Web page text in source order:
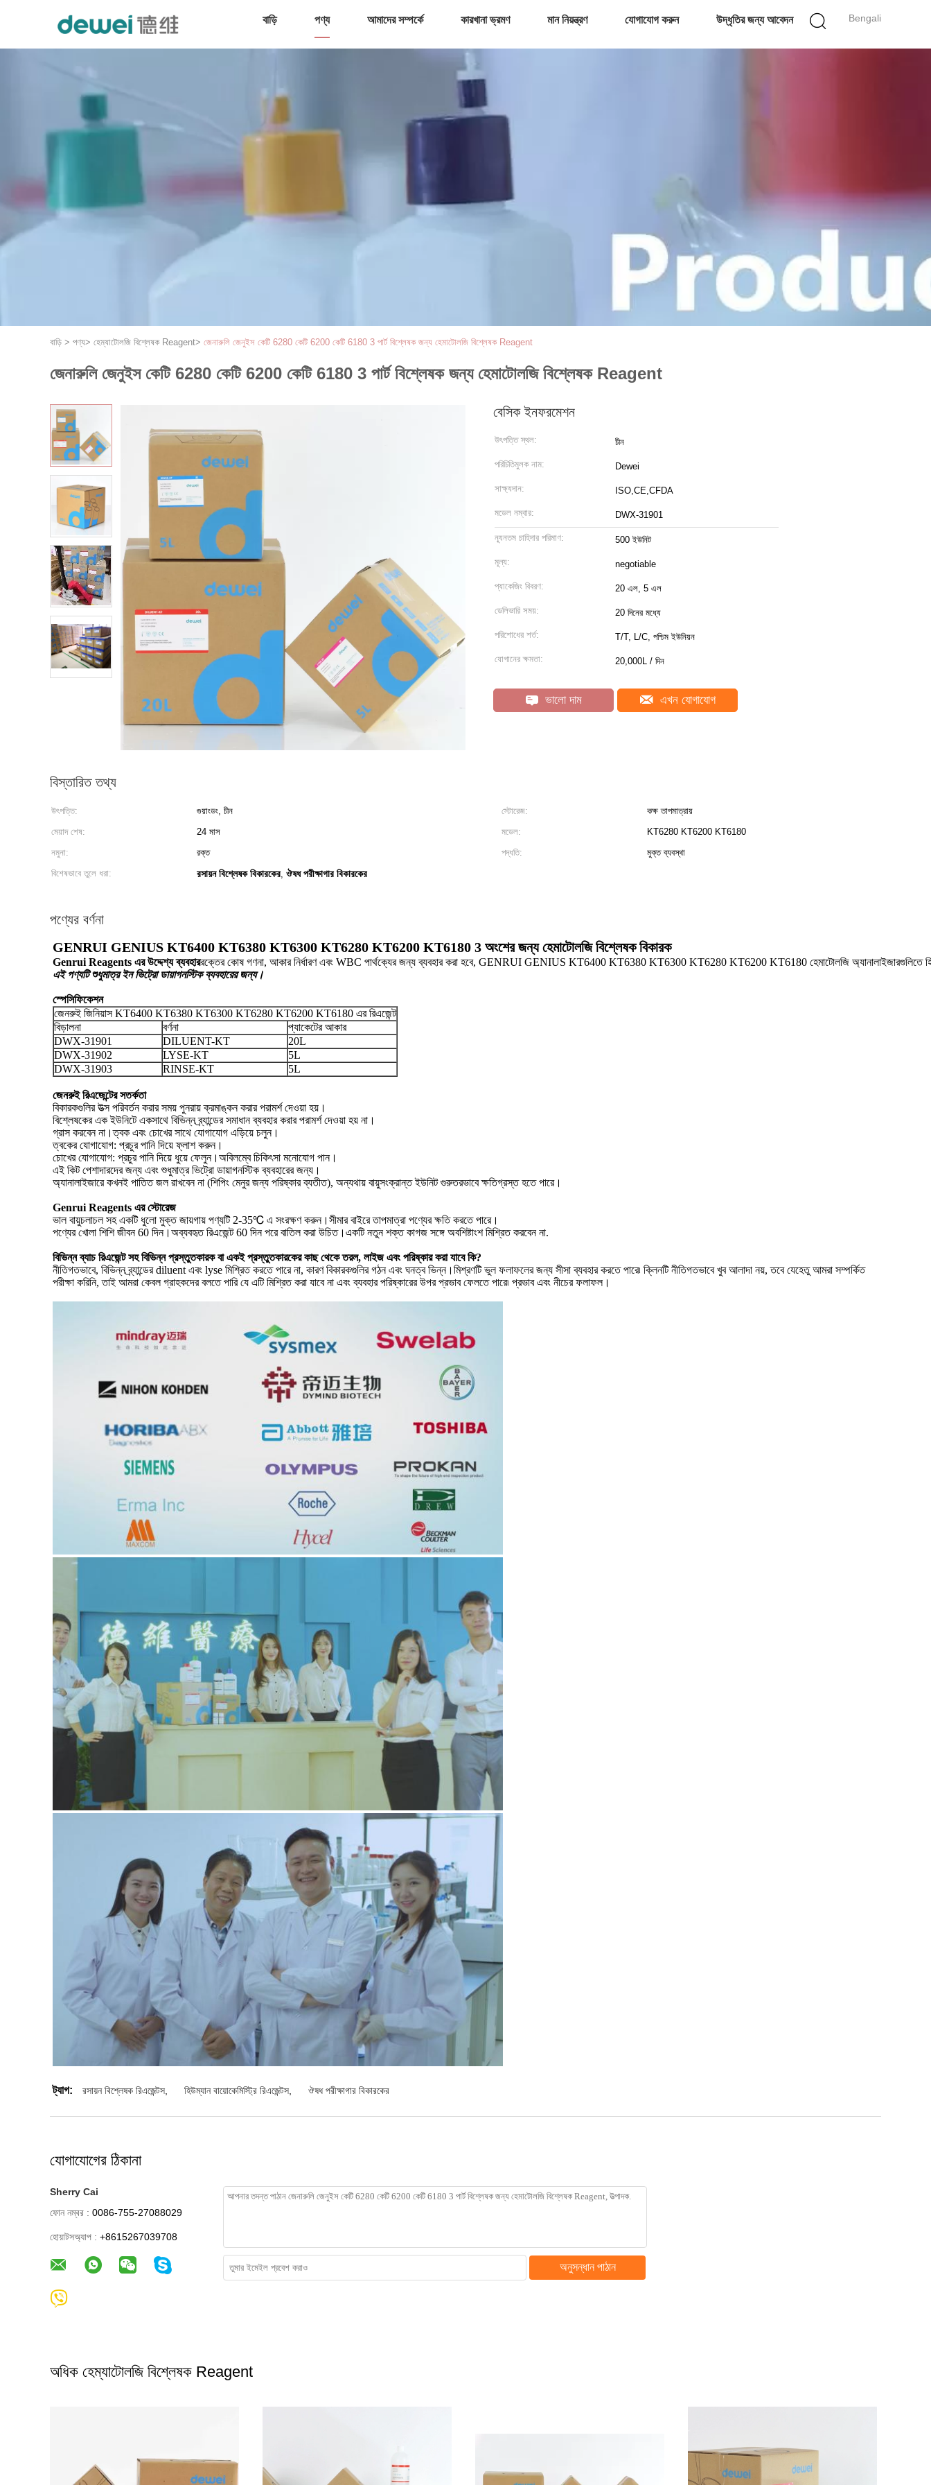
Bengali
বাড়ি পণ্য আমাদের সম্পর্কে কারখানা ভ্রমণ মান নিয়ন্ত্রণ যোগাযোগ করুন উদ্ধৃতির জন্য আবেদন
বাড়ি > পণ্য> হেম্যাটোলজি বিশ্লেষক Reagent> জেনারুলি জেনুইস কেটি 6280 কেটি 6200 কেটি 6180 3 পার্ট বিশ্লেষক জন্য হেমাটোলজি বিশ্লেষক Reagent
জেনারুলি জেনুইস কেটি 6280 কেটি 6200 কেটি 6180 3 পার্ট বিশ্লেষক জন্য হেমাটোলজি বিশ্লেষক Reagent
বেসিক ইনফরমেশন
উৎপত্তি স্থল: চীন
পরিচিতিমুলক নাম: Dewei
সাক্ষ্যদান: ISO,CE,CFDA
মডেল নম্বার: DWX-31901
ন্যূনতম চাহিদার পরিমাণ: 500 ইউনিট
মূল্য: negotiable
প্যাকেজিং বিবরণ: 20 এল, 5 এল
ডেলিভারি সময়: 20 দিনের মধ্যে
পরিশোধের শর্ত: T/T, L/C, পশ্চিম ইউনিয়ন
যোগানের ক্ষমতা: 20,000L / দিন
ভালো দাম এখন যোগাযোগ
বিস্তারিত তথ্য
উৎপত্তি: গুয়াংডং, চীন স্টোরেজ:
কক্ষ তাপমাত্রায়
মেয়াদ শেষ:
24 মাস মডেল:
KT6280 KT6200 KT6180
নমুনা:
রক্ত পদ্ধতি:
মুক্ত ব্যবস্থা
বিশেষভাবে তুলে ধরা:
রসায়ন বিশ্লেষক বিকারকের, ঔষধ পরীক্ষাগার বিকারকের
পণ্যের বর্ণনা
GENRUI GENIUS KT6400 KT6380 KT6300 KT6280 KT6200 KT6180 3 অংশের জন্য হেমাটোলজি বিশ্লেষক বিকারক
Genrui Reagents এর উদ্দেশ্য ব্যবহাররক্তের কোষ গণনা, আকার নির্ধারণ এবং WBC পার্থক্যের জন্য ব্যবহার করা হবে, GENRUI GENIUS KT6400 KT6380 KT6300 KT6280 KT6200 KT6180 হেমাটোলজি অ্যানালাইজারগুলিতে
এই পণ্যটি শুধুমাত্র ইন ভিট্রো ডায়াগনস্টিক ব্যবহারের জন্য।
স্পেসিফিকেশন
জেনরুই জিনিয়াস KT6400 KT6380 KT6300 KT6280 KT6200 KT6180 এর রিএজেন্ট
বিড়ালনা
বর্ণনা
প্যাকেটের আকার
DWX-31901
DILUENT-KT
20L
DWX-31902
LYSE-KT
5L
DWX-31903
RINSE-KT 5L
জেনরুই রিএজেন্টের সতর্কতা
বিকারকগুলির উত্স পরিবর্তন করার সময় পুনরায় ক্রমাঙ্কন করার পরামর্শ দেওয়া হয়।
বিশ্লেষকের এক ইউনিটে একসাথে বিভিন্ন ব্র্যান্ডের সমাধান ব্যবহার করার পরামর্শ দেওয়া হয় না।
গ্রাস করবেন না।ত্বক এবং চোখের সাথে যোগাযোগ এড়িয়ে চলুন।
ত্বকের যোগাযোগ: প্রচুর পানি দিয়ে ফ্লাশ করুন।
চোখের যোগাযোগ: প্রচুর পানি দিয়ে ধুয়ে ফেলুন।অবিলম্বে চিকিৎসা মনোযোগ পান।
এই কিট পেশাদারদের জন্য এবং শুধুমাত্র ভিট্রো ডায়াগনস্টিক ব্যবহারের জন্য।
অ্যানালাইজারে কখনই পাতিত জল রাখবেন না (শিপিং মেনুর জন্য পরিষ্কার ব্যতীত), অন্যথায় বায়ুসংক্রান্ত ইউনিট গুরুতরভাবে ক্ষতিগ্রস্ত হতে পারে।
Genrui Reagents এর স্টোরেজ
ভাল বায়ুচলাচল সহ একটি ধুলো মুক্ত জায়গায় পণ্যটি 2-35℃ এ সংরক্ষণ করুন।সীমার বাইরে তাপমাত্রা পণ্যের ক্ষতি করতে পারে।
পণ্যের খোলা শিশি জীবন 60 দিন।অব্যবহৃত রিএজেন্ট 60 দিন পরে বাতিল করা উচিত।একটি নতুন শক্ত কাগজ সঙ্গে অবশিষ্টাংশ মিশ্রিত করবেন না.
বিভিন্ন ব্যাচ রিএজেন্ট সহ বিভিন্ন প্রস্তুতকারক বা একই প্রস্তুতকারকের কাছ থেকে তরল, লাইজ এবং পরিষ্কার করা যাবে কি?
নীতিগতভাবে, বিভিন্ন ব্র্যান্ডের diluent এবং lyse মিশ্রিত করতে পারে না, কারণ বিকারকগুলির গঠন এবং ঘনত্ব ভিন্ন।মিশ্রণটি ভুল ফলাফলের জন্য সীসা ব্যবহার করতে পারে৷ ক্লিনটি নীতিগতভাবে খুব আলাদা নয়, তবে যেহেতু আমরা সম্পর্কিত
পরীক্ষা করিনি, তাই আমরা কেবল গ্রাহকদের বলতে পারি যে এটি মিশ্রিত করা যাবে না এবং ব্যবহার পরিষ্কারের উপর প্রভাব ফেলতে পারে৷ প্রভাব এবং নীচের ফলাফল।
ট্যাগ: রসায়ন বিশ্লেষক রিএজেন্টস, হিউম্যান বায়োকেমিস্ট্রি রিএজেন্টস, ঔষধ পরীক্ষাগার বিকারকের
যোগাযোগের ঠিকানা
Sherry Cai
ফোন নম্বর : 0086-755-27088029
হোয়াটসঅ্যাপ : +8615267039708
অনুসন্ধান পাঠান
অধিক হেম্যাটোলজি বিশ্লেষক Reagent